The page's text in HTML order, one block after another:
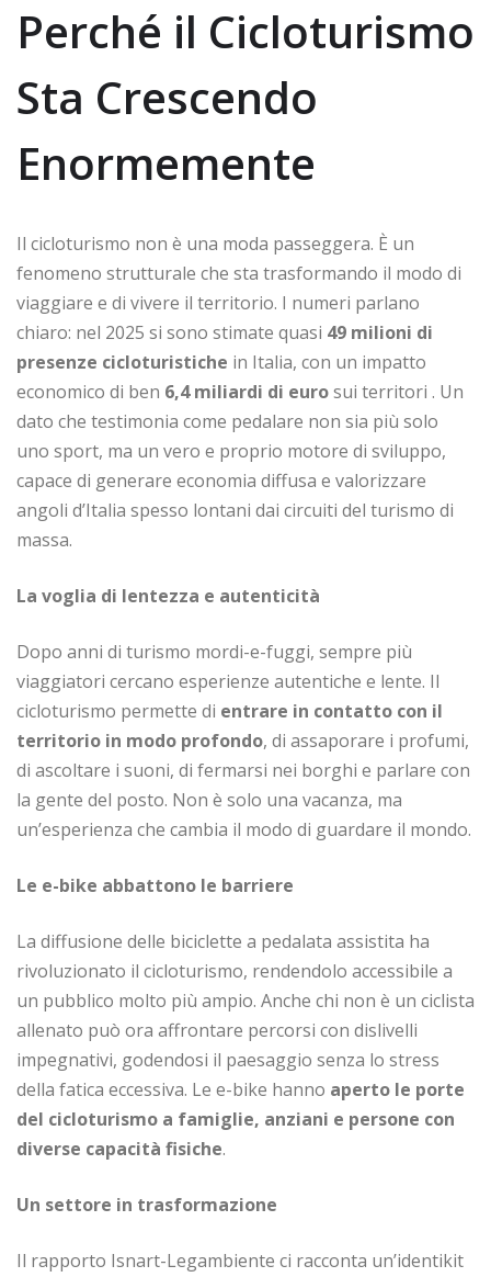
Perché il Cicloturismo
Sta Crescendo
Enormemente
Il cicloturismo non è una moda passeggera. È un
fenomeno strutturale che sta trasformando il modo di
viaggiare e di vivere il territorio. I numeri parlano
chiaro: nel 2025 si sono stimate quasi 49 milioni di
presenze cicloturistiche in Italia, con un impatto
economico di ben 6,4 miliardi di eurosui territori . Un
dato che testimonia come pedalare non sia più solo
uno sport, ma un vero e proprio motore di sviluppo,
capace di generare economia diffusa e valorizzare
angoli d’Italia spesso lontani dai circuiti del turismo di
massa.
La voglia di lentezza e autenticità
Dopo anni di turismo mordi-e-fuggi, sempre più
viaggiatori cercano esperienze autentiche e lente. Il
cicloturismo permette di entrare in contatto con il
territorio in modo profondo, di assaporare i profumi,
di ascoltare i suoni, di fermarsi nei borghi e parlare con
la gente del posto. Non è solo una vacanza, ma
un’esperienza che cambia il modo di guardare il mondo.
Le e-bike abbattono le barriere
La diffusione delle biciclette a pedalata assistita ha
rivoluzionato il cicloturismo, rendendolo accessibile a
un pubblico molto più ampio. Anche chi non è un ciclista
allenato può ora affrontare percorsi con dislivelli
impegnativi, godendosi il paesaggio senza lo stress
della fatica eccessiva. Le e-bike hanno aperto le porte
del cicloturismo a famiglie, anziani e persone con
diverse capacità fisiche.
Un settore in trasformazione
Il rapporto Isnart-Legambiente ci racconta un’identikit